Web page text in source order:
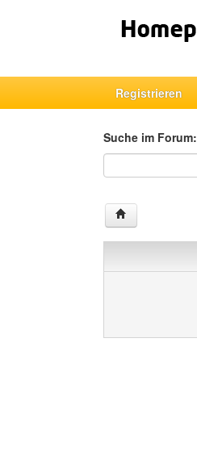
Registrieren
Suche im Forum:
Suche im Forum